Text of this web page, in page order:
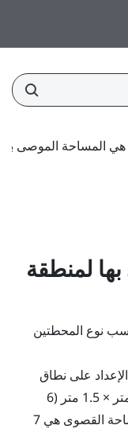
هي المساحة الموصى
لمنطقة
نوع المحطتين
2.0، يتطلب الإعداد على نطاق
الغرفة منطقة لعب لا تقل مساحتها عن 2 متر × 1.5 متر (6
أقدام و6 بوصات × 5 أقدام)، علمًا بأن المساحة القصوى هي 7